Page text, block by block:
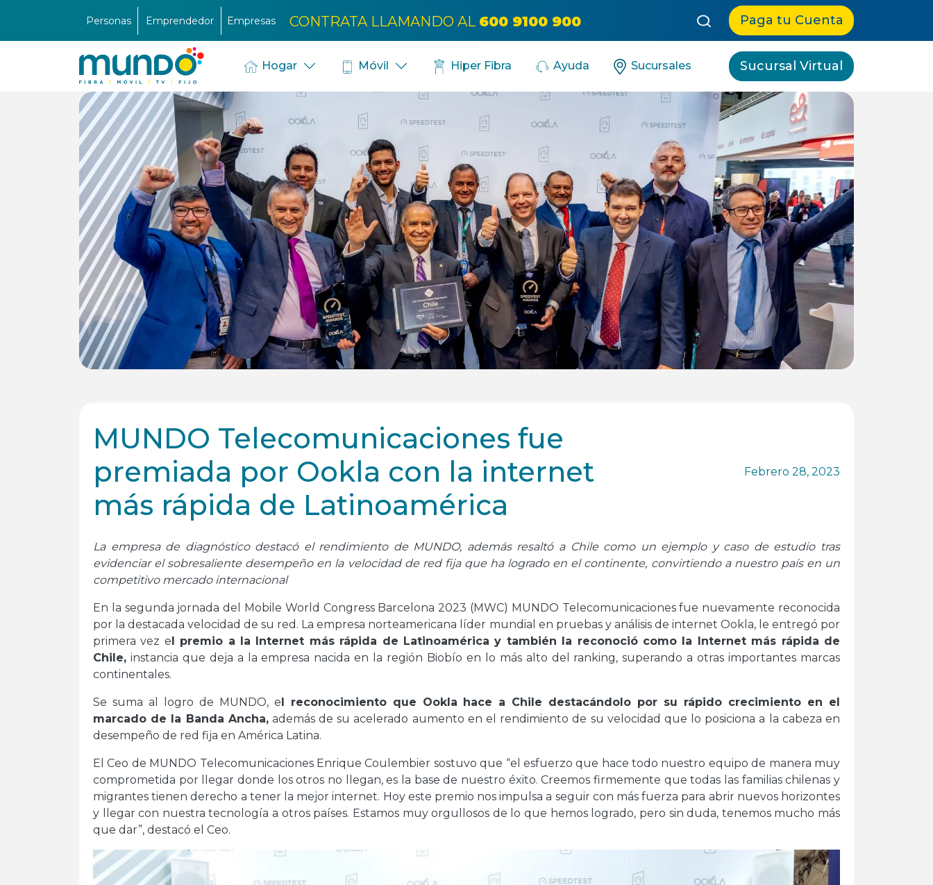
Personas Emprendedor Empresas CONTRATA LLAMANDO AL 600 9100 900 Paga tu Cuenta
Hogar Móvil Hiper Fibra Ayuda Sucursales Sucursal Virtual
MUNDO Telecomunicaciones fue
premiada por Ookla con la internet
más rápida de Latinoamérica
Febrero 28, 2023
La empresa de diagnóstico destacó el rendimiento de MUNDO, además resaltó a Chile como un ejemplo y caso de estudio tras
evidenciar el sobresaliente desempeño en la velocidad de red fija que ha logrado en el continente, convirtiendo a nuestro país en un
competitivo mercado internacional
En la segunda jornada del Mobile World Congress Barcelona 2023 (MWC) MUNDO Telecomunicaciones fue nuevamente reconocida
por la destacada velocidad de su red. La empresa norteamericana líder mundial en pruebas y análisis de internet Ookla, le entregó por
primera vez el premio a la Internet más rápida de Latinoamérica y también la reconoció como la Internet más rápida de
Chile, instancia que deja a la empresa nacida en la región Biobío en lo más alto del ranking, superando a otras importantes marcas
continentales.
Se suma al logro de MUNDO, el reconocimiento que Ookla hace a Chile destacándolo por su rápido crecimiento en el
marcado de la Banda Ancha,además de su acelerado aumento en el rendimiento de su velocidad que lo posiciona a la cabeza en
desempeño de red fija en América Latina.
El Ceo de MUNDO Telecomunicaciones Enrique Coulembier sostuvo que “el esfuerzo que hace todo nuestro equipo de manera muy
comprometida por llegar donde los otros no llegan, es la base de nuestro éxito. Creemos firmemente que todas las familias chilenas y
migrantes tienen derecho a tener la mejor internet. Hoy este premio nos impulsa a seguir con más fuerza para abrir nuevos horizontes
y llegar con nuestra tecnología a otros países. Estamos muy orgullosos de lo que hemos logrado, pero sin duda, tenemos mucho más
que dar”, destacó el Ceo.